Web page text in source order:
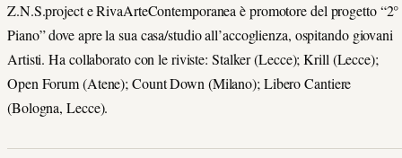
Z.N.S.project e RivaArteContemporanea è promotore del progetto “2°
Piano” dove apre la sua casa/studio all’accoglienza, ospitando giovani
Artisti. Ha collaborato con le riviste: Stalker (Lecce); Krill (Lecce);
Open Forum (Atene); Count Down (Milano); Libero Cantiere
(Bologna, Lecce).